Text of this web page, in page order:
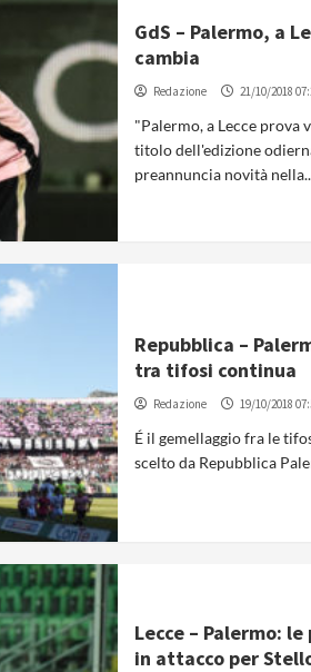
GdS – Palermo, a
cambia
Redazione 21/10/2018
"Palermo, a Lecce prova
titolo dell'edizione
preannuncia novità
Repubblica –
tra tifosi continua
Redazione 19/10/2018
É il gemellaggio fra le
scelto da Repubblica
Lecce – Palermo:
in attacco per